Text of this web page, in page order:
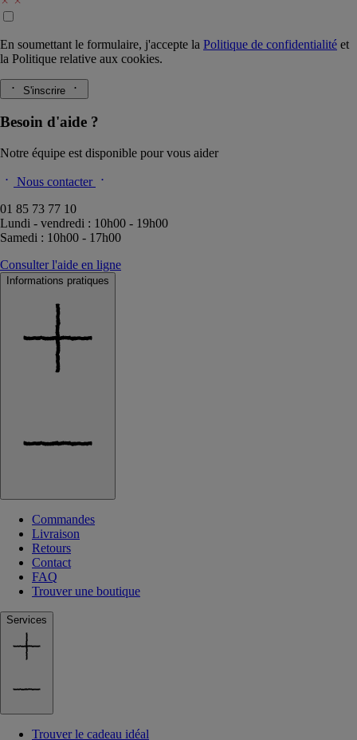
En soumettant le formulaire, j'accepte la Politique de confidentialité et
la Politique relative aux cookies.
S'inscrire
Besoin d'aide ?
Notre équipe est disponible pour vous aider
Nous contacter
01 85 73 77 10
Lundi - vendredi : 10h00 - 19h00
Samedi : 10h00 - 17h00
Consulter l'aide en ligne
Informations pratiques
Commandes
Livraison
Retours
Contact
FAQ
Trouver une boutique
Services
Trouver le cadeau idéal